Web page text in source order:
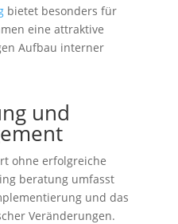
bietet besonders für
eine attraktive
Aufbau interner
und
ohne erfolgreiche
beratung umfasst
und das
Veränderungen.